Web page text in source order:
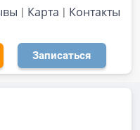
Карта Контакты
Записаться